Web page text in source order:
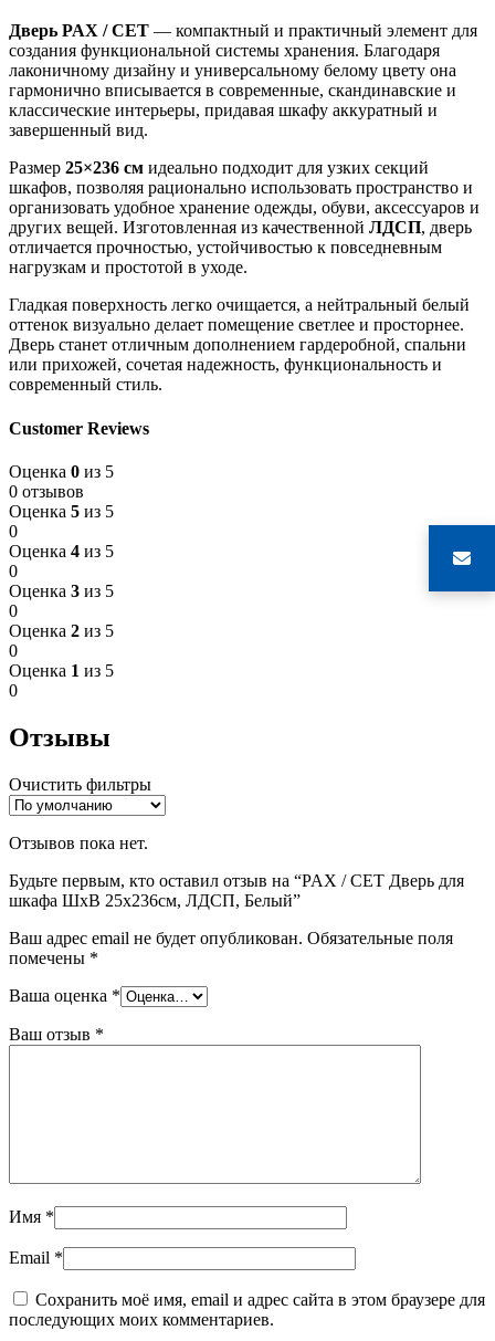
Дверь PAX / CET — компактный и практичный элемент для
создания функциональной системы хранения. Благодаря
лаконичному дизайну и универсальному белому цвету она
гармонично вписывается в современные, скандинавские и
классические интерьеры, придавая шкафу аккуратный и
завершенный вид.
Размер 25×236 см идеально подходит для узких секций
шкафов, позволяя рационально использовать пространство и
организовать удобное хранение одежды, обуви, аксессуаров и
других вещей. Изготовленная из качественной ЛДСП, дверь
отличается прочностью, устойчивостью к повседневным
нагрузкам и простотой в уходе.
Гладкая поверхность легко очищается, а нейтральный белый
оттенок визуально делает помещение светлее и просторнее.
Дверь станет отличным дополнением гардеробной, спальни
или прихожей, сочетая надежность, функциональность и
современный стиль.
Customer Reviews
Оценка 0 из 5
0 отзывов
Оценка 5 из 5
0
Оценка 4 из 5
0
Оценка 3 из 5
0
Оценка 2 из 5
0
Оценка 1 из 5
0
Отзывы
Очистить фильтры
Отзывов пока нет.
Будьте первым, кто оставил отзыв на “PAX / CET Дверь для
шкафа ШхВ 25х236см, ЛДСП, Белый”
Ваш адрес email не будет опубликован. Обязательные поля
помечены *
Ваша оценка *
Ваш отзыв *
Имя *
Email *
Сохранить моё имя, email и адрес сайта в этом браузере для
последующих моих комментариев.